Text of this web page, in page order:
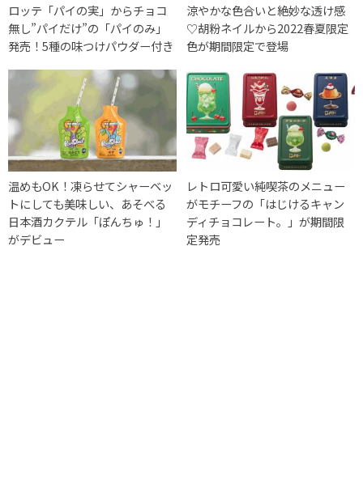
ロッテ「パイの実」からチョコ
無し”パイだけ”の「パイのみ」
発売！5種の味つけパウダー付き
涼やかな色合いと絶妙な透け感
♡胡粉ネイルから2022春夏限定
色が期間限定で登場
温めもOK！凍らせてシャーベッ
トにしても美味しい、あそべる
日本酒カクテル「ぽんちゅ！」
がデビュー
レトロ可愛い純喫茶のメニュー
がモチーフの「はじけるキャン
ディチョコレート。」が期間限
定発売